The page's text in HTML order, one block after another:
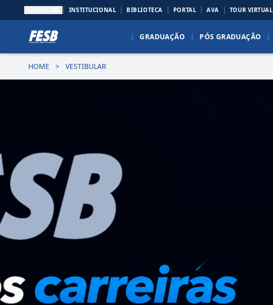
INSTITUCIONAL BIBLIOTECA PORTAL AVA TOUR VIRTUAL
GRADUAÇÃO PÓS GRADUAÇÃO
HOME > VESTIBULAR